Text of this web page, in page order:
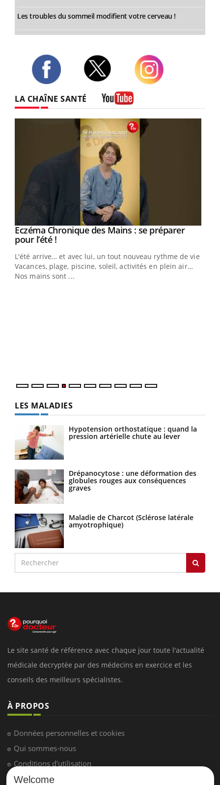
Les troubles du sommeil modifient votre cerveau !
LA CHAÎNE SANTÉ
Youtube
Eczéma Chronique des Mains : se préparer
pour l’été !Youtube
L'été arrive… et avec lui, un tout nouveau rythme de vie !
Vacances, plage, piscine, soleil, activités en plein air…
Nos mains sont ...
LES MALADIES
Hypotension orthostatique : quand la
pression artérielle chute au lever
Drépanocytose : une déformation des
globules rouges aux conséquences
graves
Maladie de Charcot (Sclérose latérale
amyotrophique)
Le site santé de référence avec chaque jour toute l'actualité
médicale decryptée par des médecins en exercice et les
conseils des meilleurs spécialistes.
À PROPOS
Données personnelles et cookies
Qui sommes-nous
Conditions d'utilisation
Plan du site
Welcome